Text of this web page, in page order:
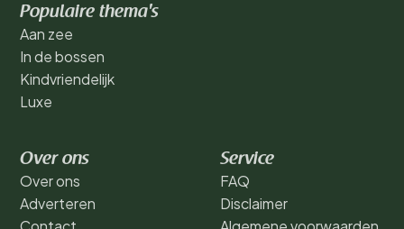
Populaire thema's
Aan zee
In de bossen
Kindvriendelijk
Luxe
Over ons
Over ons
Adverteren
Service
FAQ
Disclaimer